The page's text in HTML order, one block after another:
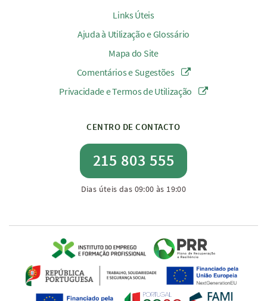
Links Úteis
Ajuda à Utilização e Glossário
Mapa do Site
Comentários e Sugestões
Privacidade e Termos de Utilização
CENTRO DE CONTACTO
215 803 555
Dias úteis das 09:00 às 19:00